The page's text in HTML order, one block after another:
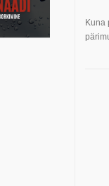
Kuna